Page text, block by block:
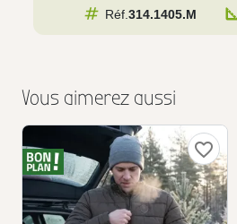
Réf. 314.1405.M
Vous aimerez aussi
favorite_border